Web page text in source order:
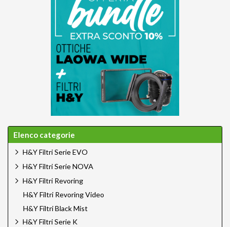
Elenco categorie
H&Y Filtri Serie EVO
H&Y Filtri Serie NOVA
H&Y Filtri Revoring
H&Y Filtri Revoring Video
H&Y Filtri Black Mist
H&Y Filtri Serie K